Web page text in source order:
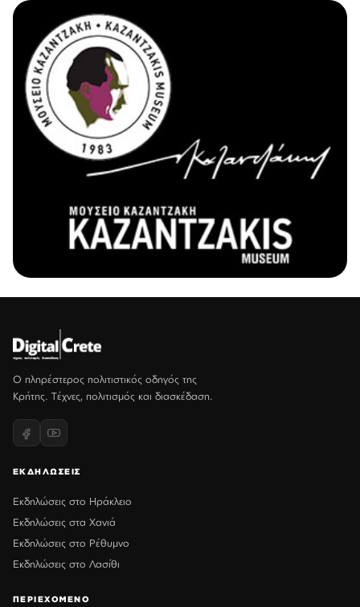
Ο πληρέστερος πολιτιστικός οδηγός της
Κρήτης. Τέχνες, πολιτισμός και διασκέδαση.
ΕΚΔΗΛΩΣΕΙΣ
Εκδηλώσεις στο Ηράκλειο
Εκδηλώσεις στα Χανιά
Εκδηλώσεις στο Ρέθυμνο
Εκδηλώσεις στο Λασίθι
ΠΕΡΙΕΧΟΜΕΝΟ